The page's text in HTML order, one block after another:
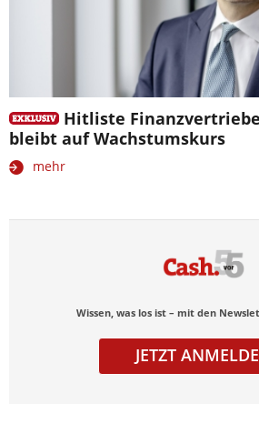
Hitliste
bleibt auf Wachstumskurs
mehr
Wissen, was los ist – mit den
JETZT